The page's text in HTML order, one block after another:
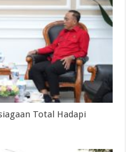
Total Hadapi